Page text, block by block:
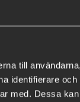
till
identifierare
med. Dessa